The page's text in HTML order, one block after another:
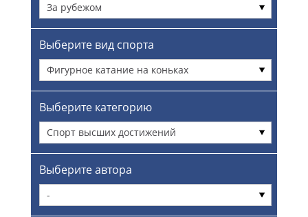
За рубежом
Выберите вид спорта
Фигурное катание на коньках
Выберите категорию
Спорт высших достижений
Выберите автора
-